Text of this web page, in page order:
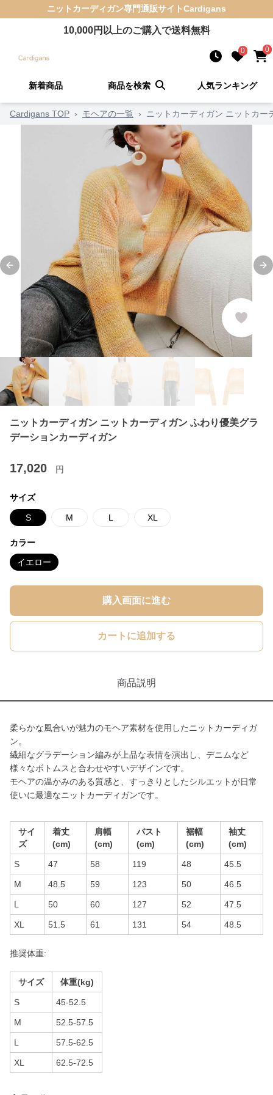
ニットカーディガン専門通販サイトCardigans
10,000円以上のご購入で送料無料
0 0
新着商品 商品を検索 人気ランキング
Cardigans TOP › モヘアの一覧 › ニットカーディガン ニットカ
Previous slide
ニットカーディガン ニットカーディガン ふわり優美グラ
デーションカーディガン
17,020 円
サイズ
S M L XL
カラー
イエロー
購入画面に進む
カートに追加する
商品説明
柔らかな風合いが魅力のモヘア素材を使用したニットカーディガ
ン。
繊細なグラデーション編みが上品な表情を演出し、デニムなど
様々なボトムスと合わせやすいデザインです。
モヘアの温かみのある質感と、すっきりとしたシルエットが日常
使いに最適なニットカーディガンです。
サイ
ズ
着丈
(cm)
肩幅
(cm)
バスト
(cm)
裾幅
(cm)
袖丈
(cm)
S 47 58 119 48 45.5
M 48.5 59 123 50 46.5
L 50 60 127 52 47.5
XL 51.5 61 131 54 48.5
推奨体重:
サイズ 体重(kg)
S 45-52.5
M 52.5-57.5
L 57.5-62.5
XL 62.5-72.5